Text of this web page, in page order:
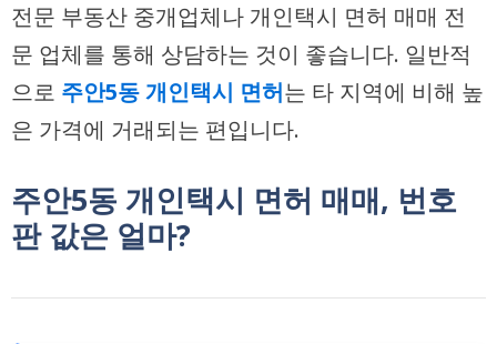
전문 부동산 중개업체나 개인택시 면허 매매 전
문 업체를 통해 상담하는 것이 좋습니다. 일반적
으로 주안5동 개인택시 면허는 타 지역에 비해 높
은 가격에 거래되는 편입니다.
주안5동 개인택시 면허 매매, 번호
판 값은 얼마?